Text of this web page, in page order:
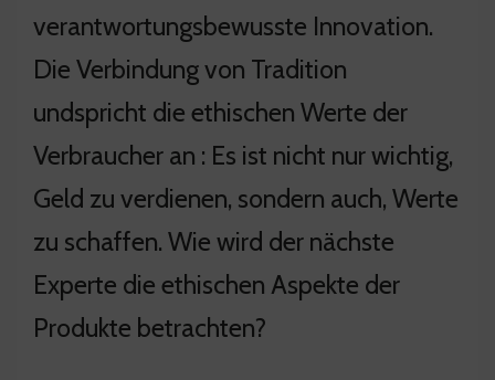
verantwortungsbewusste Innovation.
Die Verbindung von Tradition
undspricht die ethischen Werte der
Verbraucher an : Es ist nicht nur wichtig,
Geld zu verdienen, sondern auch, Werte
zu schaffen. Wie wird der nächste
Experte die ethischen Aspekte der
Produkte betrachten?